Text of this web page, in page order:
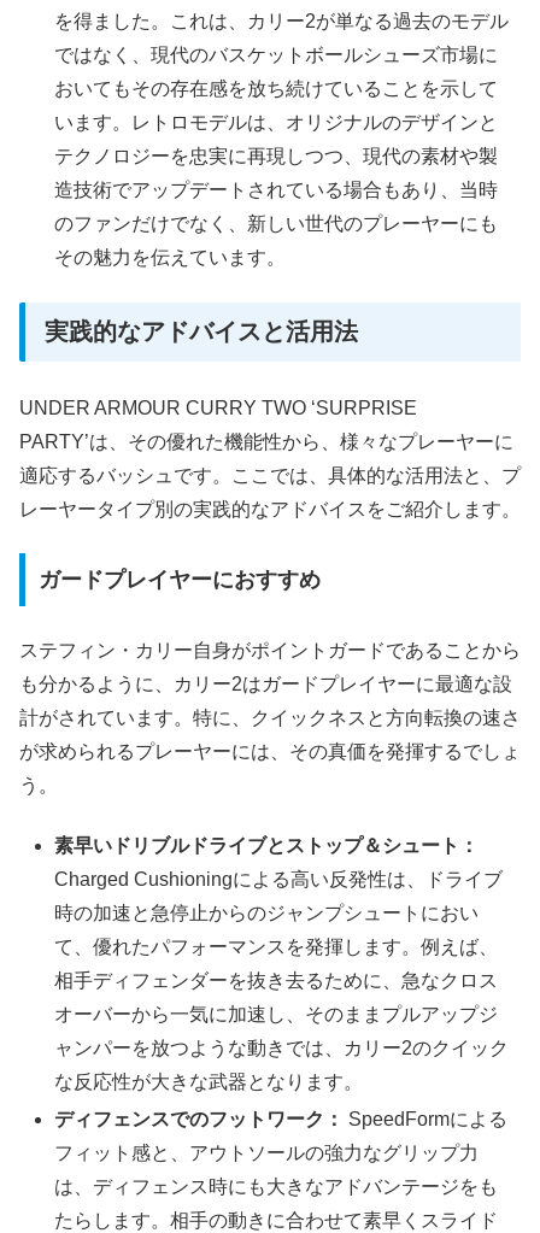
を得ました。これは、カリー2が単なる過去のモデル
ではなく、現代のバスケットボールシューズ市場に
おいてもその存在感を放ち続けていることを示して
います。レトロモデルは、オリジナルのデザインと
テクノロジーを忠実に再現しつつ、現代の素材や製
造技術でアップデートされている場合もあり、当時
のファンだけでなく、新しい世代のプレーヤーにも
その魅力を伝えています。
実践的なアドバイスと活用法
UNDER ARMOUR CURRY TWO ‘SURPRISE
PARTY’は、その優れた機能性から、様々なプレーヤーに
適応するバッシュです。ここでは、具体的な活用法と、プ
レーヤータイプ別の実践的なアドバイスをご紹介します。
ガードプレイヤーにおすすめ
ステフィン・カリー自身がポイントガードであることから
も分かるように、カリー2はガードプレイヤーに最適な設
計がされています。特に、クイックネスと方向転換の速さ
が求められるプレーヤーには、その真価を発揮するでしょ
う。
素早いドリブルドライブとストップ＆シュート：
Charged Cushioningによる高い反発性は、ドライブ
時の加速と急停止からのジャンプシュートにおい
て、優れたパフォーマンスを発揮します。例えば、
相手ディフェンダーを抜き去るために、急なクロス
オーバーから一気に加速し、そのままプルアップジ
ャンパーを放つような動きでは、カリー2のクイック
な反応性が大きな武器となります。
ディフェンスでのフットワーク：
SpeedFormによる
フィット感と、アウトソールの強力なグリップ力
は、ディフェンス時にも大きなアドバンテージをも
たらします。相手の動きに合わせて素早くスライド